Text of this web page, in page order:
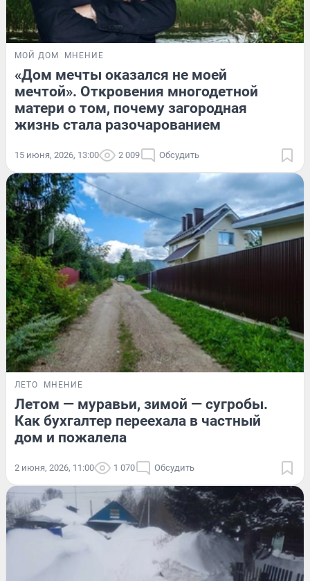
МОЙ ДОМ МНЕНИЕ
«Дом мечты оказался не моей
мечтой». Откровения многодетной
матери о том, почему загородная
жизнь стала разочарованием
15 июня, 2026, 13:00 2 009 Обсудить
ЛЕТО МНЕНИЕ
Летом — муравьи, зимой — сугробы.
Как бухгалтер переехала в частный
дом и пожалела
2 июня, 2026, 11:00 1 070 Обсудить